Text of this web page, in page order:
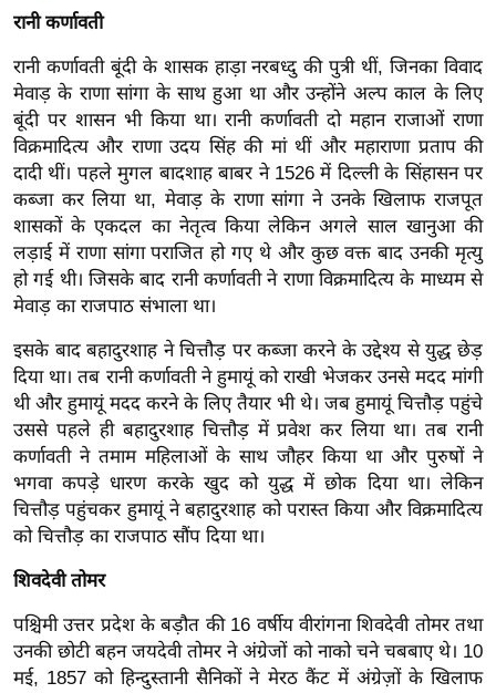
स्तं
भ
ए
म
.
आ
र
.
आ
ई
.
चा
य
प
र
स
मी
क्षा
र्म
ज्यो
ति
ष
रानी कर्णावती
रानी कर्णावती बूंदी के शासक हाड़ा नरबध्दु की पुत्री थीं, जिनका विवाद
मेवाड़ के राणा सांगा के साथ हुआ था और उन्होंने अल्प काल के लिए
बूंदी पर शासन भी किया था। रानी कर्णावती दो महान राजाओं राणा
विक्रमादित्य और राणा उदय सिंह की मां थीं और महाराणा प्रताप की
दादी थीं। पहले मुगल बादशाह बाबर ने 1526 में दिल्ली के सिंहासन पर
कब्जा कर लिया था, मेवाड़ के राणा सांगा ने उनके खिलाफ राजपूत
शासकों के एकदल का नेतृत्व किया लेकिन अगले साल खानुआ की
लड़ाई में राणा सांगा पराजित हो गए थे और कुछ वक्त बाद उनकी मृत्यु
हो गई थी। जिसके बाद रानी कर्णावती ने राणा विक्रमादित्य के माध्यम से
मेवाड़ का राजपाठ संभाला था।
इसके बाद बहादुरशाह ने चित्तौड़ पर कब्जा करने के उद्देश्य से युद्ध छेड़
दिया था। तब रानी कर्णावती ने हुमायूं को राखी भेजकर उनसे मदद मांगी
थी और हुमायूं मदद करने के लिए तैयार भी थे। जब हुमायूं चित्तौड़ पहुंचे
उससे पहले ही बहादुरशाह चित्तौड़ में प्रवेश कर लिया था। तब रानी
कर्णावती ने तमाम महिलाओं के साथ जौहर किया था और पुरुषों ने
भगवा कपड़े धारण करके खुद को युद्ध में छोक दिया था। लेकिन
चित्तौड़ पहुंचकर हुमायूं ने बहादुरशाह को परास्त किया और विक्रमादित्य
को चित्तौड़ का राजपाठ सौंप दिया था।
शिवदेवी तोमर
पश्चिमी उत्तर प्रदेश के बड़ौत की 16 वर्षीय वीरांगना शिवदेवी तोमर तथा
उनकी छोटी बहन जयदेवी तोमर ने अंग्रेजों को नाको चने चबबाए थे। 10
मई, 1857 को हिन्दुस्तानी सैनिकों ने मेरठ कैंट में अंग्रेज़ों के खिलाफ